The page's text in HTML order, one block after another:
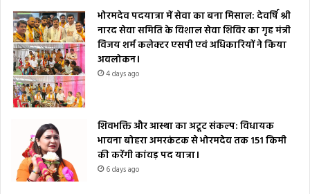
भोरमदेव पदयात्रा में सेवा का बना मिसाल: देवर्षि श्री
नारद सेवा समिति के विशाल सेवा शिविर का गृह मंत्री
विजय शर्म कलेक्टर एसपी एवं अधिकारियों ने किया
अवलोकन।
4 days ago
शिवभक्ति और आस्था का अटूट संकल्प: विधायक
भावना बोहरा अमरकंटक से भोरमदेव तक 151 किमी
की करेंगी कांवड़ पद यात्रा।
6 days ago